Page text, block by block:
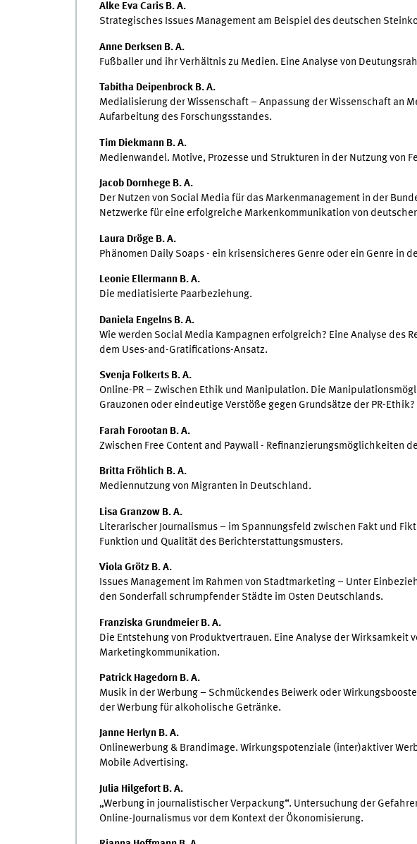
Alke Eva Caris B. A.
Strategisches Issues Management am Beispiel des deutschen
Anne Derksen B. A.
Fußballer und ihr Verhältnis zu Medien. Eine Analyse von
Tabitha Deipenbrock B. A.
Medialisierung der Wissenschaft – Anpassung der Wissenschaft an
Aufarbeitung des Forschungsstandes.
Tim Diekmann B. A.
Medienwandel. Motive, Prozesse und Strukturen in der Nutzung von
Jacob Dornhege B. A.
Der Nutzen von Social Media für das Markenmanagement in der
Netzwerke für eine erfolgreiche Markenkommunikation von
Laura Dröge B. A.
Phänomen Daily Soaps - ein krisensicheres Genre oder ein Genre in
Leonie Ellermann B. A.
Die mediatisierte Paarbeziehung.
Daniela Engelns B. A.
Wie werden Social Media Kampagnen erfolgreich? Eine Analyse des
dem Uses-and-Gratifications-Ansatz.
Svenja Folkerts B. A.
Online-PR – Zwischen Ethik und Manipulation. Die
Grauzonen oder eindeutige Verstöße gegen Grundsätze der PR-Ethik?
Farah Forootan B. A.
Zwischen Free Content and Paywall - Refinanzierungsmöglichkeiten
Britta Fröhlich B. A.
Mediennutzung von Migranten in Deutschland.
Lisa Granzow B. A.
Literarischer Journalismus – im Spannungsfeld zwischen Fakt und
Funktion und Qualität des Berichterstattungsmusters.
Viola Grötz B. A.
Issues Management im Rahmen von Stadtmarketing – Unter
den Sonderfall schrumpfender Städte im Osten Deutschlands.
Franziska Grundmeier B. A.
Die Entstehung von Produktvertrauen. Eine Analyse der Wirksamkeit
Marketingkommunikation.
Patrick Hagedorn B. A.
Musik in der Werbung – Schmückendes Beiwerk oder
der Werbung für alkoholische Getränke.
Janne Herlyn B. A.
Onlinewerbung & Brandimage. Wirkungspotenziale (inter)aktiver
Mobile Advertising.
Julia Hilgefort B. A.
„Werbung in journalistischer Verpackung“. Untersuchung der
Online-Journalismus vor dem Kontext der Ökonomisierung.